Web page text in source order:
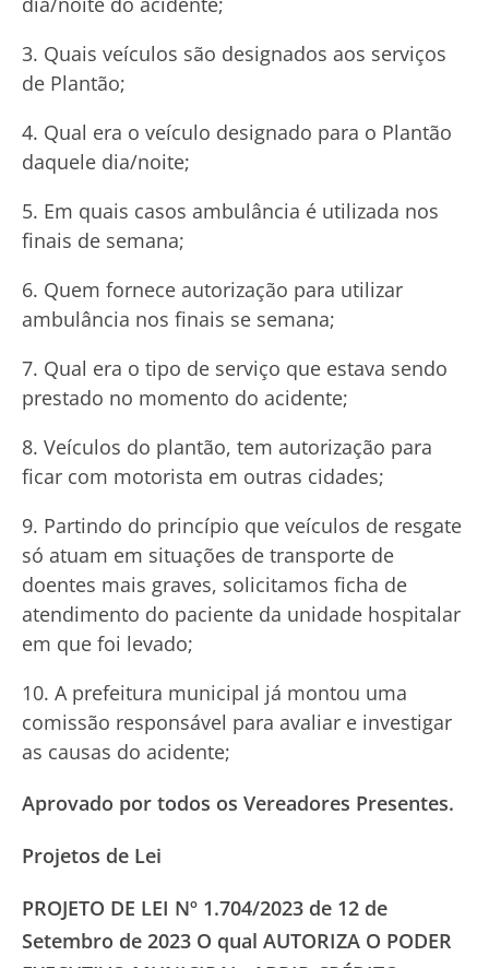
Quais veículos são designados aos serviços
de Plantão;
Qual era o veículo designado para o Plantão
daquele dia/noite;
Em quais casos ambulância é utilizada nos
finais de semana;
Quem fornece autorização para utilizar
ambulância nos finais se semana;
Qual era o tipo de serviço que estava sendo
prestado no momento do acidente;
Veículos do plantão, tem autorização para
ficar com motorista em outras cidades;
Partindo do princípio que veículos de resgate
só atuam em situações de transporte de
doentes mais graves, solicitamos ficha de
atendimento do paciente da unidade hospitalar
em que foi levado;
A prefeitura municipal já montou uma
comissão responsável para avaliar e investigar
as causas do acidente;
Aprovado por todos os Vereadores Presentes.
Projetos de Lei
PROJETO DE LEI Nº 1.704/2023 de 12 de
Setembro de 2023 O qual AUTORIZA O PODER